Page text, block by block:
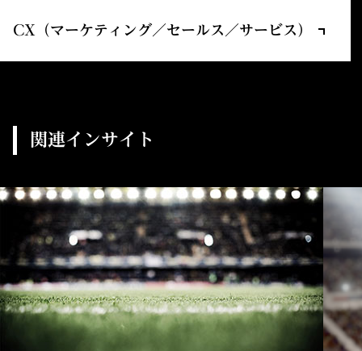
CX（マーケティング／セールス／サービス）
関連インサイト